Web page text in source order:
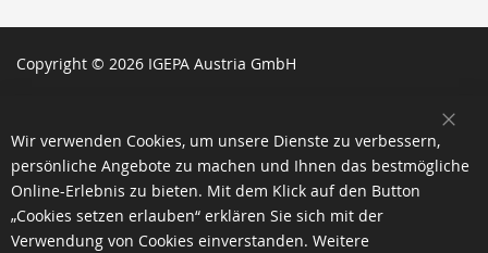
Copyright © 2026 IGEPA Austria GmbH
Wir verwenden Cookies, um unsere Dienste zu verbessern,
persönliche Angebote zu machen und Ihnen das bestmögliche
Online-Erlebnis zu bieten. Mit dem Klick auf den Button
„Cookies setzen erlauben“ erklären Sie sich mit der
Verwendung von Cookies einverstanden. Weitere